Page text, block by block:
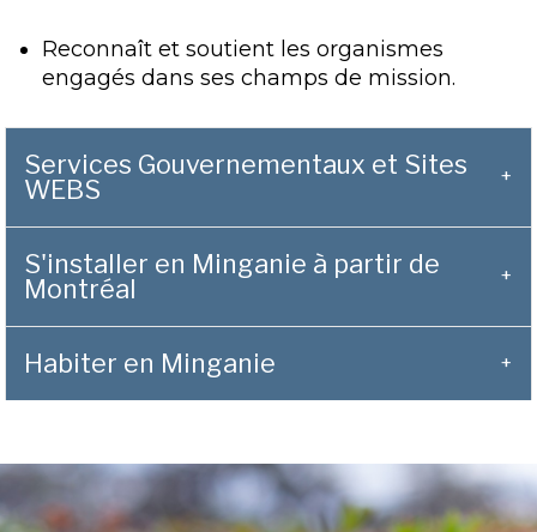
Reconnaît et soutient les organismes
engagés dans ses champs de mission.
Services Gouvernementaux et Sites
WEBS
S'installer en Minganie à partir de
Montréal
Habiter en Minganie